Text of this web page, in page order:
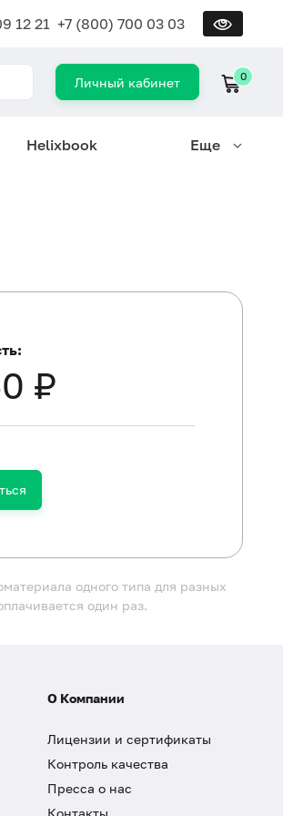
12 21 +7 (800) 700 03 03
Личный кабинет 0
Helixbook Еще
₽
одного типа для разных
один раз.
О Компании
Лицензии и сертификаты
Контроль качества
Пресса о нас
Контакты